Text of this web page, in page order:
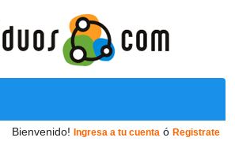
Bienvenido! Ingresa a tu cuenta ó Registrate